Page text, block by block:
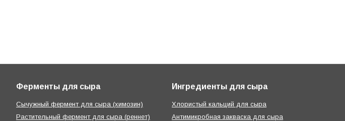
Ферменты для сыра
Сычужный фермент для сыра (химозин)
Растительный фермент для сыра (реннет)
Ингредиенты для сыра
Хлористый кальций для сыра
Антимикробная закваска для сыра